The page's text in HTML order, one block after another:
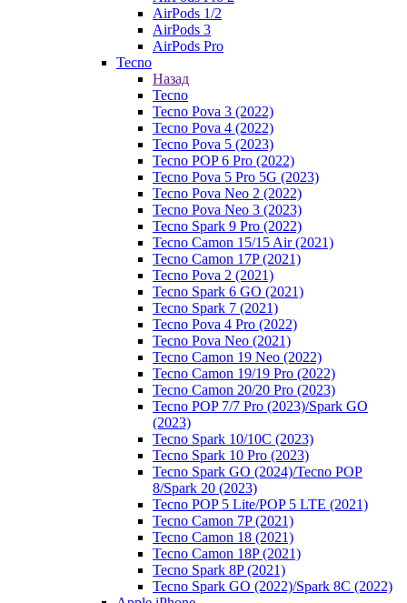
AirPods 1/2
AirPods 3
AirPods Pro
Tecno
Назад
Tecno
Tecno Pova 3 (2022)
Tecno Pova 4 (2022)
Tecno Pova 5 (2023)
Tecno POP 6 Pro (2022)
Tecno Pova 5 Pro 5G (2023)
Tecno Pova Neo 2 (2022)
Tecno Pova Neo 3 (2023)
Tecno Spark 9 Pro (2022)
Tecno Camon 15/15 Air (2021)
Tecno Camon 17P (2021)
Tecno Pova 2 (2021)
Tecno Spark 6 GO (2021)
Tecno Spark 7 (2021)
Tecno Pova 4 Pro (2022)
Tecno Pova Neo (2021)
Tecno Camon 19 Neo (2022)
Tecno Camon 19/19 Pro (2022)
Tecno Camon 20/20 Pro (2023)
Tecno POP 7/7 Pro (2023)/Spark GO
(2023)
Tecno Spark 10/10C (2023)
Tecno Spark 10 Pro (2023)
Tecno Spark GO (2024)/Tecno POP
8/Spark 20 (2023)
Tecno POP 5 Lite/POP 5 LTE (2021)
Tecno Camon 7P (2021)
Tecno Camon 18 (2021)
Tecno Camon 18P (2021)
Tecno Spark 8P (2021)
Tecno Spark GO (2022)/Spark 8C (2022)